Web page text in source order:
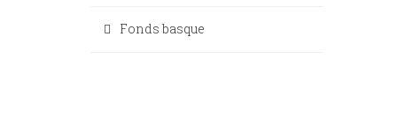
Fonds basque